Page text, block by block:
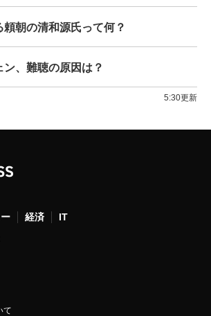
頼朝の清和源氏って何？
ン、難聴の原因は？
5:30更新
経済 IT
て